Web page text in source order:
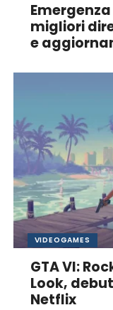
migliori
e
VIDEOGAMES
GTA VI:
Look,
Netflix